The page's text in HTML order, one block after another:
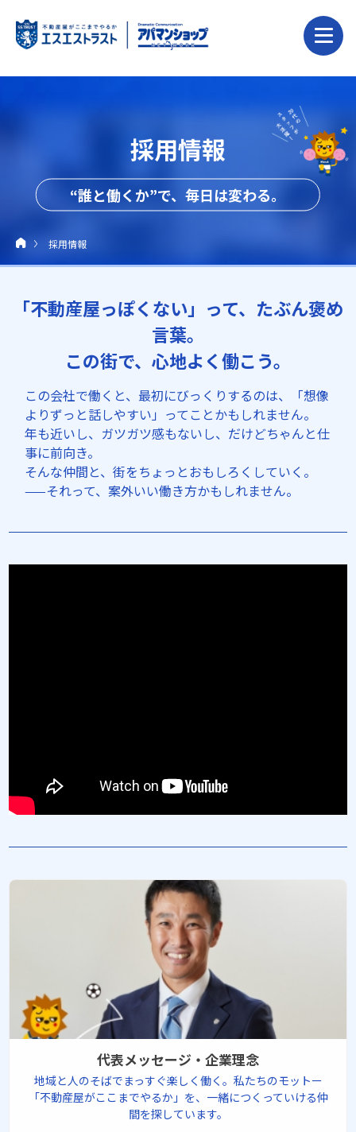
採用情報
“誰と働くか”で、毎日は変わる。
採用情報
「不動産屋っぽくない」って、たぶん褒め
言葉。
この街で、心地よく働こう。
この会社で働くと、最初にびっくりするのは、「想像
よりずっと話しやすい」ってことかもしれません。
年も近いし、ガツガツ感もないし、だけどちゃんと仕
事に前向き。
そんな仲間と、街をちょっとおもしろくしていく。
——それって、案外いい働き方かもしれません。
代表メッセージ・企業理念
地域と人のそばでまっすぐ楽しく働く。私たちのモットー
「不動産屋がここまでやるか」を、一緒につくっていける仲
間を探しています。